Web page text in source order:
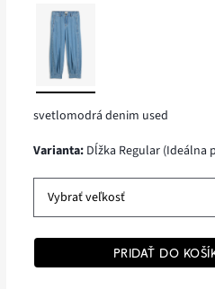
svetlomodrá denim used
varianta: Dĺžka Regular (Ideálna
Vybrať veľkosť
PRIDAŤ DO